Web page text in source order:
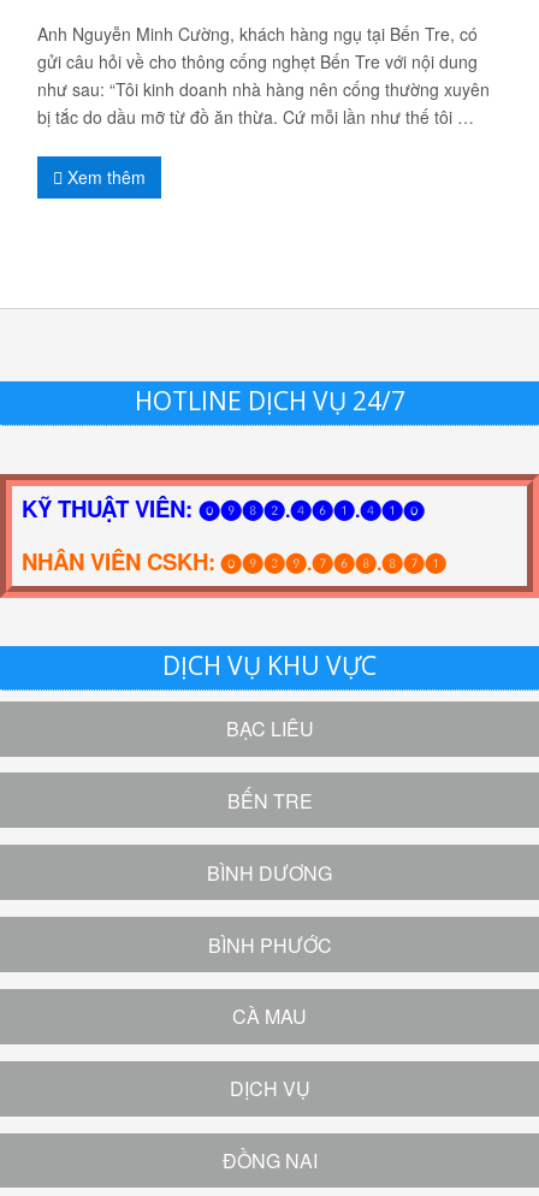
Anh Nguyễn Minh Cường, khách hàng ngụ tại Bến Tre, có
gửi câu hỏi về cho thông cống nghẹt Bến Tre với nội dung
như sau: “Tôi kinh doanh nhà hàng nên cống thường xuyên
bị tắc do dầu mỡ từ đồ ăn thừa. Cứ mỗi lần như thế tôi …
Xem thêm
HOTLINE DỊCH VỤ 24/7
KỸ THUẬT VIÊN: ⓿❾❽❷.❹❻❶.❹❶⓿
NHÂN VIÊN CSKH: ⓿❾❸❾.❼❻❽.❽❼❶
DỊCH VỤ KHU VỰC
BẠC LIÊU
BẾN TRE
BÌNH DƯƠNG
BÌNH PHƯỚC
CÀ MAU
DỊCH VỤ
ĐỒNG NAI